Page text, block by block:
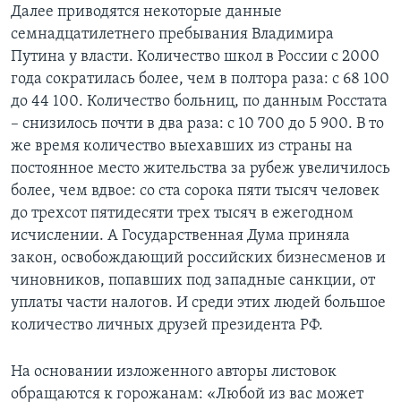
Далее приводятся некоторые данные
семнадцатилетнего пребывания Владимира
Путина у власти. Количество школ в России с 2000
года сократилась более, чем в полтора раза: с 68 100
до 44 100. Количество больниц, по данным Росстата
– снизилось почти в два раза: с 10 700 до 5 900. В то
же время количество выехавших из страны на
постоянное место жительства за рубеж увеличилось
более, чем вдвое: со ста сорока пяти тысяч человек
до трехсот пятидесяти трех тысяч в ежегодном
исчислении. А Государственная Дума приняла
закон, освобождающий российских бизнесменов и
чиновников, попавших под западные санкции, от
уплаты части налогов. И среди этих людей большое
количество личных друзей президента РФ.
На основании изложенного авторы листовок
обращаются к горожанам: «Любой из вас может